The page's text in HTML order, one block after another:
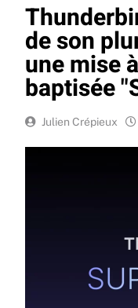
de son
une mise
baptisée
Julien Crépieux